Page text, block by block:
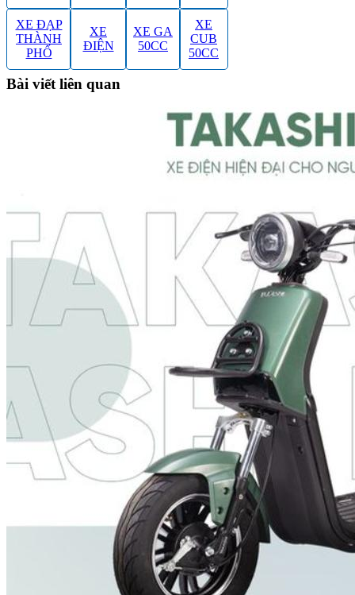
XE ĐẠP
THÀNH
PHỐ
XE
ĐIỆN
XE GA
50CC
XE
CUB
50CC
Bài viết liên quan